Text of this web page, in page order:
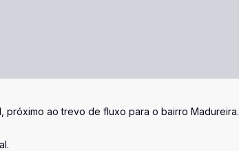
próximo ao trevo de fluxo para o bairro Madureira.